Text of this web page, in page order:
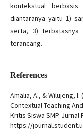
kontekstual
diantaranya yaitu 1)
serta, 3) terbatasnya
terancang.
References
Amalia, A., & Wilujeng,
Contextual Teaching
Kritis Siswa SMP. Jurnal
https://